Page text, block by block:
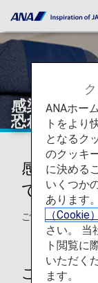
感染症・イ
恐れのある
感染症・
ている恐
ご搭乗時の注意
ご搭乗時の
ANAホー
トをより
となるク
のクッキ
に決める
いくつか
あります
（Cookie
さい。 当
ト閲覧に
いただく
ます。